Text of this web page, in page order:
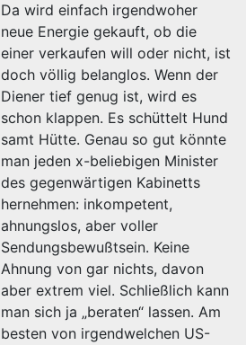
Da wird einfach irgendwoher
neue Energie gekauft, ob die
einer verkaufen will oder nicht, ist
doch völlig belanglos. Wenn der
Diener tief genug ist, wird es
schon klappen. Es schüttelt Hund
samt Hütte. Genau so gut könnte
man jeden x-beliebigen Minister
des gegenwärtigen Kabinetts
hernehmen: inkompetent,
ahnungslos, aber voller
Sendungsbewußtsein. Keine
Ahnung von gar nichts, davon
aber extrem viel. Schließlich kann
man sich ja „beraten“ lassen. Am
besten von irgendwelchen US-